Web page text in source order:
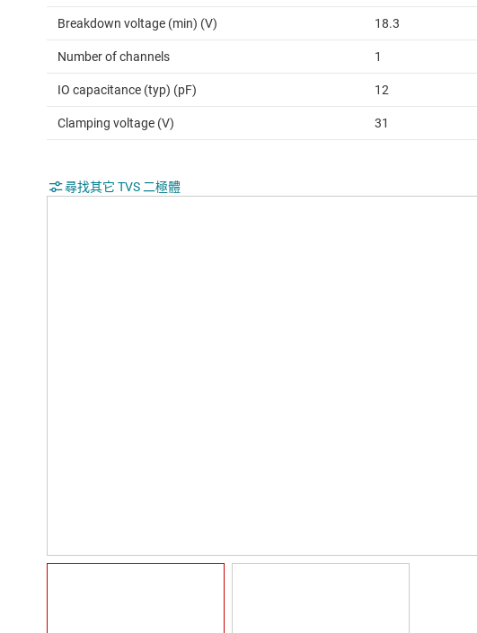
Breakdown voltage (min) (V) 18.3
Number of channels 1
IO capacitance (typ) (pF) 12
Clamping voltage (V) 31
尋找其它 TVS 二極體